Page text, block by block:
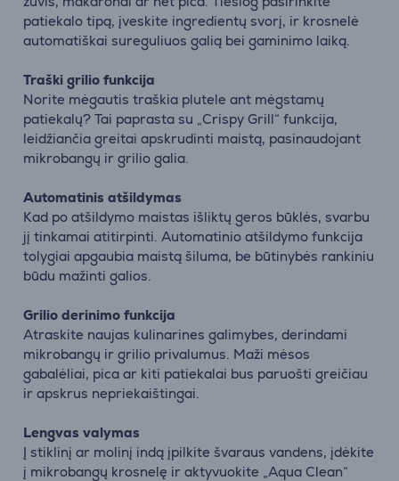
patiekalo tipą, įveskite ingredientų svorį, ir krosnelė
automatiškai sureguliuos galią bei gaminimo laiką.
Traški grilio funkcija
Norite mėgautis traškia plutele ant mėgstamų
patiekalų? Tai paprasta su „Crispy Grill“ funkcija,
leidžiančia greitai apskrudinti maistą, pasinaudojant
mikrobangų ir grilio galia.
Automatinis atšildymas
Kad po atšildymo maistas išliktų geros būklės, svarbu
jį tinkamai atitirpinti. Automatinio atšildymo funkcija
tolygiai apgaubia maistą šiluma, be būtinybės rankiniu
būdu mažinti galios.
Grilio derinimo funkcija
Atraskite naujas kulinarines galimybes, derindami
mikrobangų ir grilio privalumus. Maži mėsos
gabalėliai, pica ar kiti patiekalai bus paruošti greičiau
ir apskrus nepriekaištingai.
Lengvas valymas
Į stiklinį ar molinį indą įpilkite švaraus vandens, įdėkite
į mikrobangų krosnelę ir aktyvuokite „Aqua Clean“